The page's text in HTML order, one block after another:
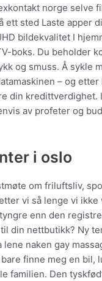
norge selve
sted Laste apper
bildekvalitet I
boks. Du beholder
og smuss. Å sykle
– og
din
av profeter og
i oslo
om friluftsliv,
vi så lenge vi
enn den
din nettbutikk? Ny
naken gay
finne meg en bil,
familien. Den